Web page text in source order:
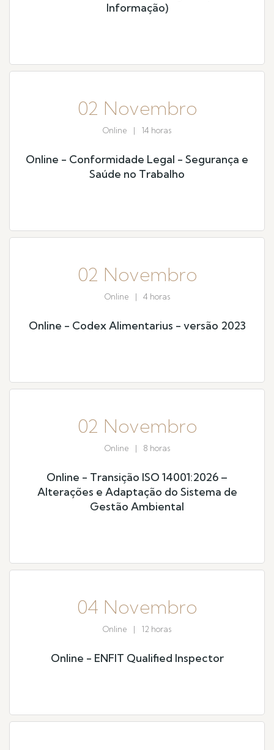
Informação)
02 Novembro
Online | 14 horas
Online - Conformidade Legal - Segurança e
Saúde no Trabalho
02 Novembro
Online | 4 horas
Online - Codex Alimentarius - versão 2023
02 Novembro
Online | 8 horas
Online - Transição ISO 14001:2026 –
Alterações e Adaptação do Sistema de
Gestão Ambiental
04 Novembro
Online | 12 horas
Online - ENFIT Qualified Inspector